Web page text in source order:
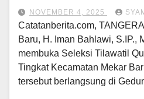
NOVEMBER 4, 2025
Catatanberita.com,
Baru, H. Iman Bahlawi, S.IP.,
membuka Seleksi Tilawatil
Tingkat Kecamatan Mekar
tersebut berlangsung di